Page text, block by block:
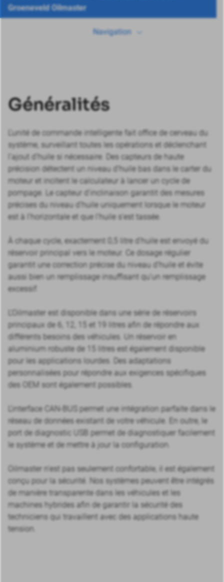
Groeneveld Oilmaster
Navigation
Données techniques
Généralités
L’unité de commande intelligente fait office de cerveau du
système, surveillant toutes les opérations et déclenchant
l’ajout d’huile si nécessaire. Des capteurs de haute
précision détectent un niveau d’huile bas dans le carter du
moteur et incitent le calculateur à lancer un cycle de
pompage. Le capteur d’inclinaison garantit des mesures
précises du niveau d’huile uniquement lorsque le moteur
est à l’horizontale et que l’huile s’est tassée.
À chaque cycle, exactement 0,5 litre d’huile est envoyé du
réservoir principal vers le moteur. Ce dosage régulier
garantit une correction précise du niveau d’huile et évite
aussi bien un remplissage insuffisant qu’un remplissage
excessif.
L’Oilmaster est disponible dans une série de réservoirs
principaux de 6, 12, 15 et 19 litres afin de répondre aux
différents besoins des véhicules. Un réservoir en
aluminium robuste de 15 litres est également disponible
pour les applications lourdes. Des adaptations
personnalisées pour répondre aux exigences spécifiques
des OEM sont également possibles.
L’interface CAN-BUS permet une intégration parfaite dans le
réseau de données existant de votre véhicule. En outre, le
port de diagnostic USB permet de diagnostiquer facilement
le système et de mettre à jour la configuration.
Oilmaster n’est pas seulement confortable, il est également
conçu pour la sécurité. Nos systèmes peuvent être intégrés
de manière transparente dans les véhicules et les
machines hybrides afin de garantir la sécurité des
techniciens qui travaillent avec des applications haute
tension.